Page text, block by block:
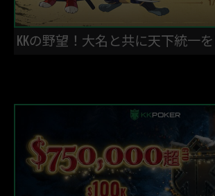
KKの野望！大名と共に天下統一を